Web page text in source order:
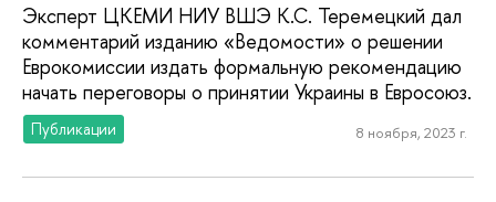
Эксперт ЦКЕМИ НИУ ВШЭ К.С. Теремецкий дал
комментарий изданию «Ведомости» о решении
Еврокомиссии издать формальную рекомендацию
начать переговоры о принятии Украины в Евросоюз.
Публикации 8 ноября, 2023 г.